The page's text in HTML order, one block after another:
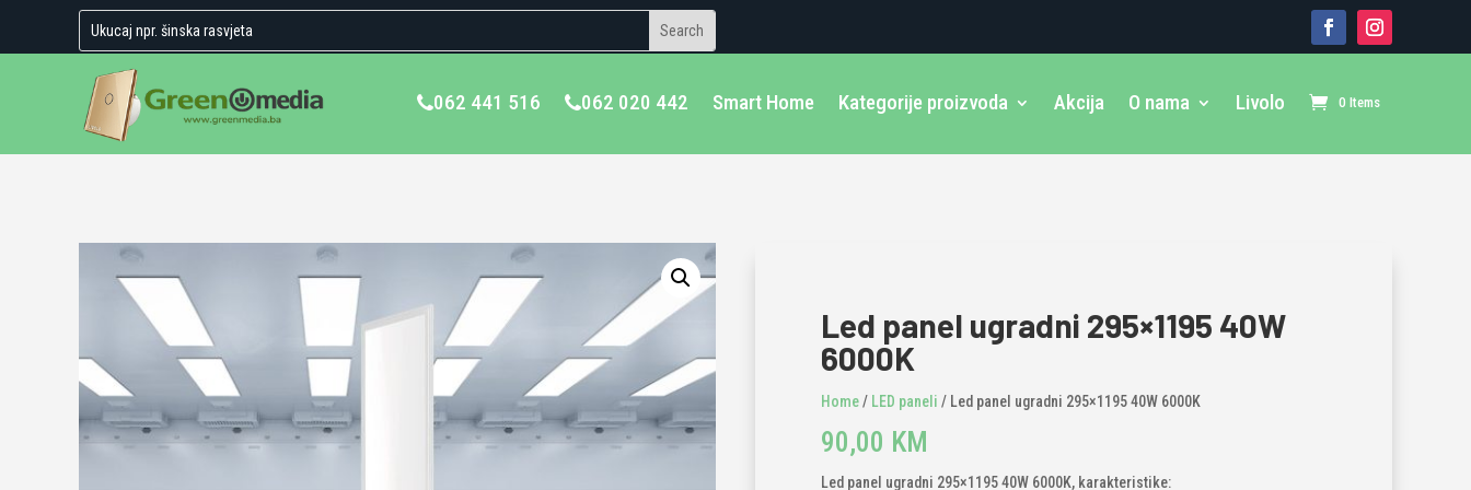
062 441 516 062 020 442 Smart Home Kategorije proizvoda Akcija O nama Livolo 0 Items
Led panel ugradni 295×1195 40W
6000K
Home/ LED paneli / Led panel ugradni 295×1195 40W 6000K
90,00 KM
Led panel ugradni 295×1195 40W 6000K, karakteristike: